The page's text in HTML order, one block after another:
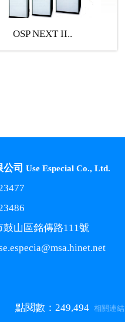
OSP NEXT II..
司 Use Especial Co., Ltd.
鼓山區銘傳路111號
點閱數： 249,494 相關連結